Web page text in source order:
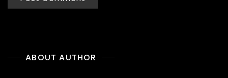
ABOUT AUTHOR